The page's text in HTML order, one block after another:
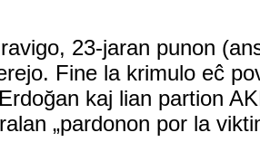
23-jaran punon
Fine la krimulo eĉ
kaj lian partion
„pardonon por la